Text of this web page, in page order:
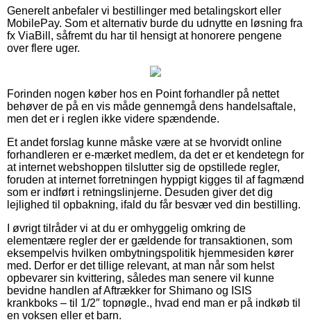
Generelt anbefaler vi bestillinger med betalingskort eller
MobilePay. Som et alternativ burde du udnytte en løsning fra
fx ViaBill, såfremt du har til hensigt at honorere pengene
over flere uger.
Forinden nogen køber hos en Point forhandler på nettet
behøver de på en vis måde gennemgå dens handelsaftale,
men det er i reglen ikke videre spændende.
Et andet forslag kunne måske være at se hvorvidt online
forhandleren er e-mærket medlem, da det er et kendetegn for
at internet webshoppen tilslutter sig de opstillede regler,
foruden at internet forretningen hyppigt kigges til af fagmænd
som er indført i retningslinjerne. Desuden giver det dig
lejlighed til opbakning, ifald du får besvær ved din bestilling.
I øvrigt tilråder vi at du er omhyggelig omkring de
elementære regler der er gældende for transaktionen, som
eksempelvis hvilken ombytningspolitik hjemmesiden kører
med. Derfor er det tillige relevant, at man når som helst
opbevarer sin kvittering, således man senere vil kunne
bevidne handlen af Aftrækker for Shimano og ISIS
krankboks – til 1/2″ topnøgle., hvad end man er på indkøb til
en voksen eller et barn.